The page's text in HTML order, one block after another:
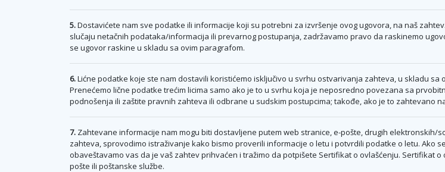
5.Dostavićete nam sve podatke ili informacije koji su potrebni za izvršenje ovog ugovora, na naš
slučaju netačnih podataka/informacija ili prevarnog postupanja, zadržavamo pravo da raskinemo
se ugovor raskine u skladu sa ovim paragrafom.
6.Lićne podatke koje ste nam dostavili koristićemo isključivo u svrhu ostvarivanja zahteva, u skladu
Prenećemo lične podatke trećim licima samo ako je to u svrhu koja je neposredno povezana sa
podnošenja ili zaštite pravnih zahteva ili odbrane u sudskim postupcima; takođe, ako je to zahtevano
7. Zahtevane informacije nam mogu biti dostavljene putem web stranice, e-pošte, drugih
zahteva, sprovodimo istraživanje kako bismo proverili informacije o letu i potvrdili podatke o letu. Ako
obaveštavamo vas da je vaš zahtev prihvaćen i tražimo da potpišete Sertifikat o ovlašćenju. Sertifikat
pošte ili poštanske službe.